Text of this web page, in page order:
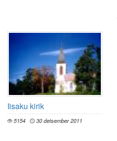
Iisaku kirik
5154 30 detsember 2011